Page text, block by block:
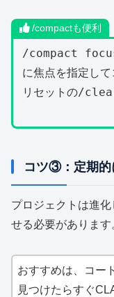
/compactも便利
/compact
に焦点を指定し
リセットの/
コツ③：定期的
プロジェクトは進
せる必要があります
おすすめは、コー
見つけたらすぐ